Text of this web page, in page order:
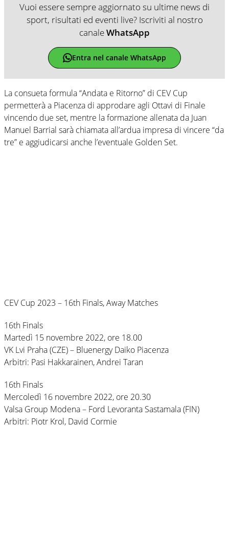
Vuoi essere sempre aggiornato su ultime news di
sport, risultati ed eventi live? Iscriviti al nostro
canaleWhatsApp
Entra nel canale WhatsApp
La consueta formula “Andata e Ritorno” di CEV Cup
permetterà a Piacenza di approdare agli Ottavi di Finale
vincendo due set, mentre la formazione allenata da Juan
Manuel Barrial sarà chiamata all’ardua impresa di vincere “da
tre” e aggiudicarsi anche l’eventuale Golden Set.
CEV Cup 2023 – 16th Finals, Away Matches
16th Finals
Martedì 15 novembre 2022, ore 18.00
VK Lvi Praha (CZE) – Bluenergy Daiko Piacenza
Arbitri: Pasi Hakkarainen, Andrei Taran
16th Finals
Mercoledì 16 novembre 2022, ore 20.30
Valsa Group Modena – Ford Levoranta Sastamala (FIN)
Arbitri: Piotr Krol, David Cormie